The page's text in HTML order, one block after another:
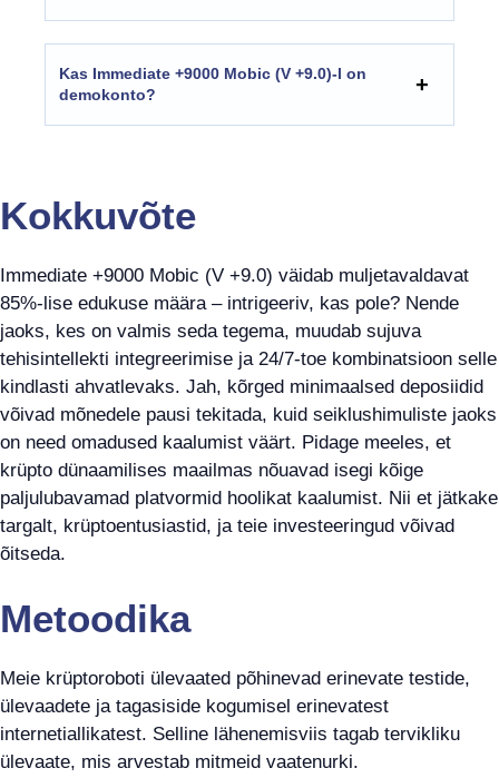
Kas Immediate +9000 Mobic (V +9.0)-l on
demokonto?
Kokkuvõte
Immediate +9000 Mobic (V +9.0) väidab muljetavaldavat
85%-lise edukuse määra – intrigeeriv, kas pole? Nende
jaoks, kes on valmis seda tegema, muudab sujuva
tehisintellekti integreerimise ja 24/7-toe kombinatsioon selle
kindlasti ahvatlevaks. Jah, kõrged minimaalsed deposiidid
võivad mõnedele pausi tekitada, kuid seiklushimuliste jaoks
on need omadused kaalumist väärt. Pidage meeles, et
krüpto dünaamilises maailmas nõuavad isegi kõige
paljulubavamad platvormid hoolikat kaalumist. Nii et jätkake
targalt, krüptoentusiastid, ja teie investeeringud võivad
õitseda.
Metoodika
Meie krüptoroboti ülevaated põhinevad erinevate testide,
ülevaadete ja tagasiside kogumisel erinevatest
internetiallikatest. Selline lähenemisviis tagab tervikliku
ülevaate, mis arvestab mitmeid vaatenurki.